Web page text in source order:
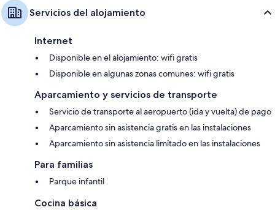
Servicios del alojamiento
Internet
Disponible en el alojamiento: wifi gratis
Disponible en algunas zonas comunes: wifi gratis
Aparcamiento y servicios de transporte
Servicio de transporte al aeropuerto (ida y vuelta) de pago
Aparcamiento sin asistencia gratis en las instalaciones
Aparcamiento sin asistencia limitado en las instalaciones
Para familias
Parque infantil
Cocina básica